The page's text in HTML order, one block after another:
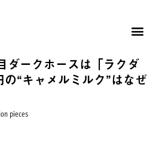
ダークホースは「ラクダ
“キャメルミルク”はなぜ
pieces